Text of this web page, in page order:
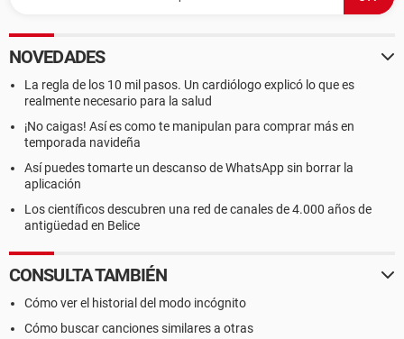
NOVEDADES
La regla de los 10 mil pasos. Un cardiólogo explicó lo que es
realmente necesario para la salud
¡No caigas! Así es como te manipulan para comprar más en
temporada navideña
Así puedes tomarte un descanso de WhatsApp sin borrar la
aplicación
Los científicos descubren una red de canales de 4.000 años de
antigüedad en Belice
CONSULTA TAMBIÉN
Cómo ver el historial del modo incógnito
Cómo buscar canciones similares a otras